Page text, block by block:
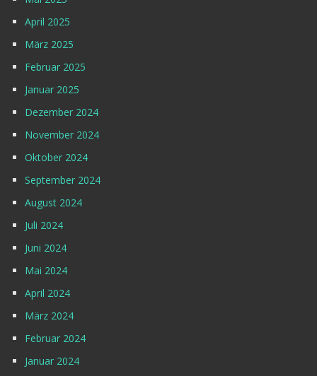
April 2025
März 2025
Februar 2025
Januar 2025
Dezember 2024
November 2024
Oktober 2024
September 2024
August 2024
Juli 2024
Juni 2024
Mai 2024
April 2024
März 2024
Februar 2024
Januar 2024